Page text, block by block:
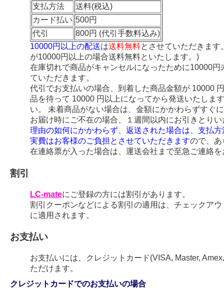
支払方法
送料(税込)
カード払い 500円
代引
800円 (代引手数料込み)
10000円以上の配送は送料無料とさせていただきま
が10000円以上の場合送料無料といたします。)
在庫切れで商品がキャンセルになったために10000
ていただきます。
代引でお支払いの場合、到着した商品金額が 10000
品を待って 10000 円以上になってから発送いたしま
い。 未着商品がない場合は、金額にかかわらずすぐ
お届け時にご不在の場合、１週間以内にお引きとり
理由の如何にかかわらず、返送された場合は、支払
実費はお客様のご負担とさせていただきますので、あ
在連絡票が入った場合は、運送会社まで至急ご連絡
割引
LC-mateにご登録の方には割引があります。
割引クーポンなどによる割引の適用は、チェックア
に適用されます。
お支払い
お支払いには、クレジットカード(VISA, Master,
ただけます。
クレジットカードでのお支払いの場合